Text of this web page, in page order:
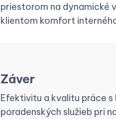
priestorom na dynamické
klientom komfort
Záver
Efektivitu a kvalitu práce
poradenských služieb pri